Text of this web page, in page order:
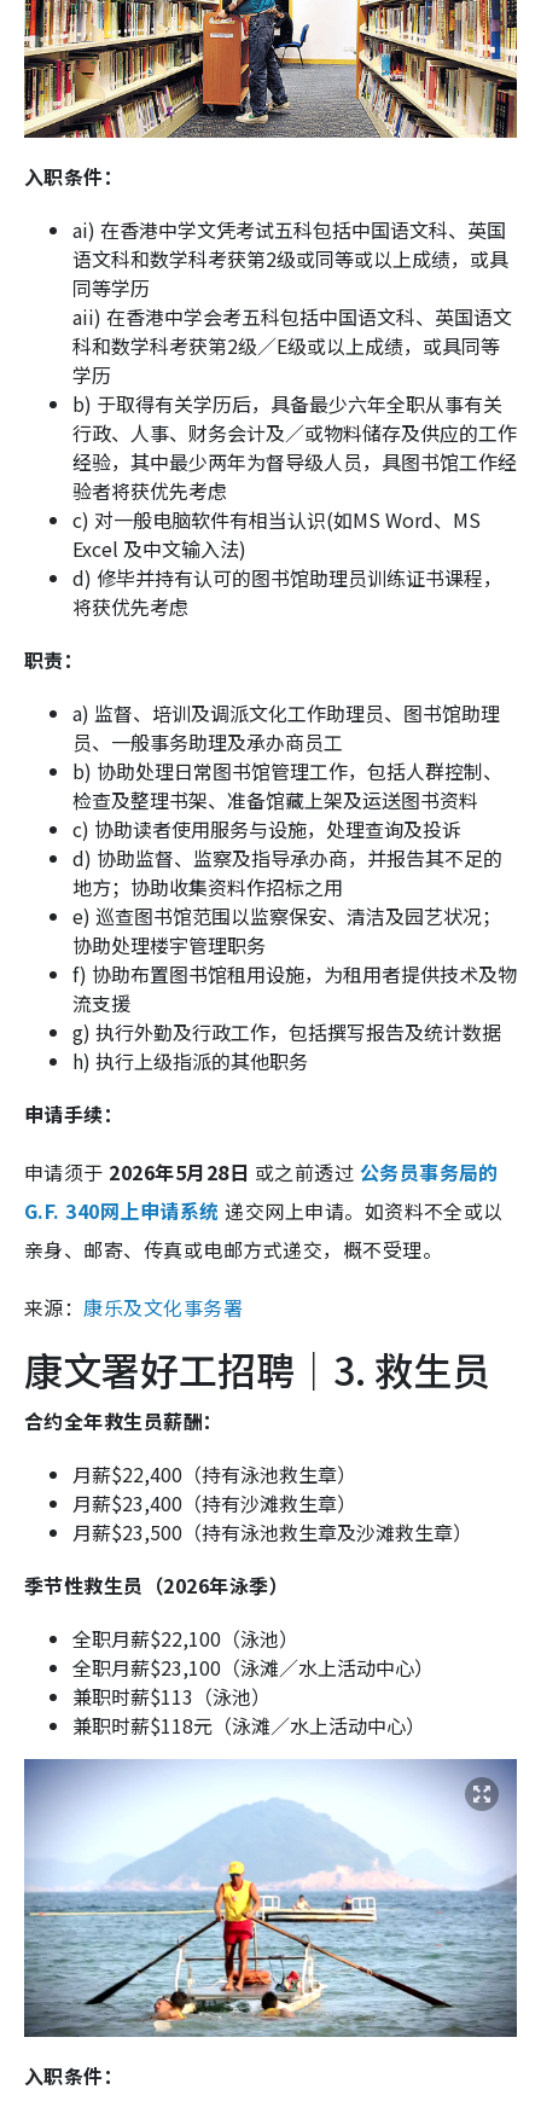
入职条件：
ai) 在香港中学文凭考试五科包括中国语文科、英国
语文科和数学科考获第2级或同等或以上成绩，或具
同等学历
aii) 在香港中学会考五科包括中国语文科、英国语文
科和数学科考获第2级／E级或以上成绩，或具同等
学历
b) 于取得有关学历后，具备最少六年全职从事有关
行政、人事、财务会计及／或物料储存及供应的工作
经验，其中最少两年为督导级人员，具图书馆工作经
验者将获优先考虑
c) 对一般电脑软件有相当认识(如MS Word、MS
Excel 及中文输入法)
d) 修毕并持有认可的图书馆助理员训练证书课程，
将获优先考虑
职责：
a) 监督、培训及调派文化工作助理员、图书馆助理
员、一般事务助理及承办商员工
b) 协助处理日常图书馆管理工作，包括人群控制、
检查及整理书架、准备馆藏上架及运送图书资料
c) 协助读者使用服务与设施，处理查询及投诉
d) 协助监督、监察及指导承办商，并报告其不足的
地方；协助收集资料作招标之用
e) 巡查图书馆范围以监察保安、清洁及园艺状况；
协助处理楼宇管理职务
f) 协助布置图书馆租用设施，为租用者提供技术及物
流支援
g) 执行外勤及行政工作，包括撰写报告及统计数据
h) 执行上级指派的其他职务
申请手续：
申请须于 2026年5月28日 或之前透过 公务员事务局的
G.F. 340网上申请系统 递交网上申请。如资料不全或以
亲身、邮寄、传真或电邮方式递交，概不受理。
来源：康乐及文化事务署
康文署好工招聘｜3. 救生员
合约全年救生员薪酬：
月薪$22,400（持有泳池救生章）
月薪$23,400（持有沙滩救生章）
月薪$23,500（持有泳池救生章及沙滩救生章）
季节性救生员（2026年泳季）
全职月薪$22,100（泳池）
全职月薪$23,100（泳滩／水上活动中心）
兼职时薪$113（泳池）
兼职时薪$118元（泳滩／水上活动中心）
入职条件：